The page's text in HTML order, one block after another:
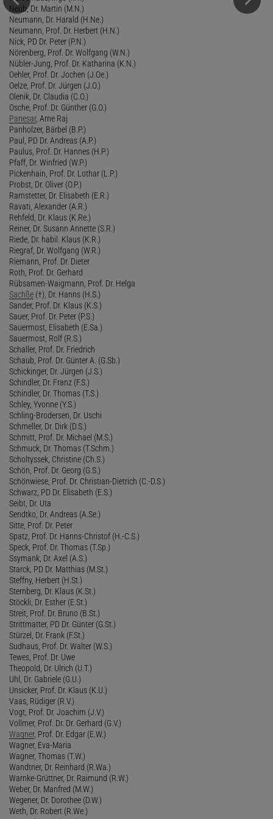
Neub, Dr. Martin (M.N.)
Neumann, Dr. Harald (H.Ne.)
Neumann, Prof. Dr. Herbert (H.N.)
Nick, PD Dr. Peter (P.N.)
Nörenberg, Prof. Dr. Wolfgang (W.N.)
Nübler-Jung, Prof. Dr. Katharina (K.N.)
Oehler, Prof. Dr. Jochen (J.Oe.)
Oelze, Prof. Dr. Jürgen (J.O.)
Olenik, Dr. Claudia (C.O.)
Osche, Prof. Dr. Günther (G.O.)
Panesar, Arne Raj
Panholzer, Bärbel (B.P.)
Paul, PD Dr. Andreas (A.P.)
Paulus, Prof. Dr. Hannes (H.P.)
Pfaff, Dr. Winfried (W.P.)
Pickenhain, Prof. Dr. Lothar (L.P.)
Probst, Dr. Oliver (O.P.)
Ramstetter, Dr. Elisabeth (E.R.)
Ravati, Alexander (A.R.)
Rehfeld, Dr. Klaus (K.Re.)
Reiner, Dr. Susann Annette (S.R.)
Riede, Dr. habil. Klaus (K.R.)
Riegraf, Dr. Wolfgang (W.R.)
Riemann, Prof. Dr. Dieter
Roth, Prof. Dr. Gerhard
Rübsamen-Waigmann, Prof. Dr. Helga
Sachße (†), Dr. Hanns (H.S.)
Sander, Prof. Dr. Klaus (K.S.)
Sauer, Prof. Dr. Peter (P.S.)
Sauermost, Elisabeth (E.Sa.)
Sauermost, Rolf (R.S.)
Schaller, Prof. Dr. Friedrich
Schaub, Prof. Dr. Günter A. (G.Sb.)
Schickinger, Dr. Jürgen (J.S.)
Schindler, Dr. Franz (F.S.)
Schindler, Dr. Thomas (T.S.)
Schley, Yvonne (Y.S.)
Schling-Brodersen, Dr. Uschi
Schmeller, Dr. Dirk (D.S.)
Schmitt, Prof. Dr. Michael (M.S.)
Schmuck, Dr. Thomas (T.Schm.)
Scholtyssek, Christine (Ch.S.)
Schön, Prof. Dr. Georg (G.S.)
Schönwiese, Prof. Dr. Christian-Dietrich (C.-D.S.)
Schwarz, PD Dr. Elisabeth (E.S.)
Seibt, Dr. Uta
Sendtko, Dr. Andreas (A.Se.)
Sitte, Prof. Dr. Peter
Spatz, Prof. Dr. Hanns-Christof (H.-C.S.)
Speck, Prof. Dr. Thomas (T.Sp.)
Ssymank, Dr. Axel (A.S.)
Starck, PD Dr. Matthias (M.St.)
Steffny, Herbert (H.St.)
Sternberg, Dr. Klaus (K.St.)
Stöckli, Dr. Esther (E.St.)
Streit, Prof. Dr. Bruno (B.St.)
Strittmatter, PD Dr. Günter (G.St.)
Stürzel, Dr. Frank (F.St.)
Sudhaus, Prof. Dr. Walter (W.S.)
Tewes, Prof. Dr. Uwe
Theopold, Dr. Ulrich (U.T.)
Uhl, Dr. Gabriele (G.U.)
Unsicker, Prof. Dr. Klaus (K.U.)
Vaas, Rüdiger (R.V.)
Vogt, Prof. Dr. Joachim (J.V.)
Vollmer, Prof. Dr. Dr. Gerhard (G.V.)
Wagner, Prof. Dr. Edgar (E.W.)
Wagner, Eva-Maria
Wagner, Thomas (T.W.)
Wandtner, Dr. Reinhard (R.Wa.)
Warnke-Grüttner, Dr. Raimund (R.W.)
Weber, Dr. Manfred (M.W.)
Wegener, Dr. Dorothee (D.W.)
Weth, Dr. Robert (R.We.)